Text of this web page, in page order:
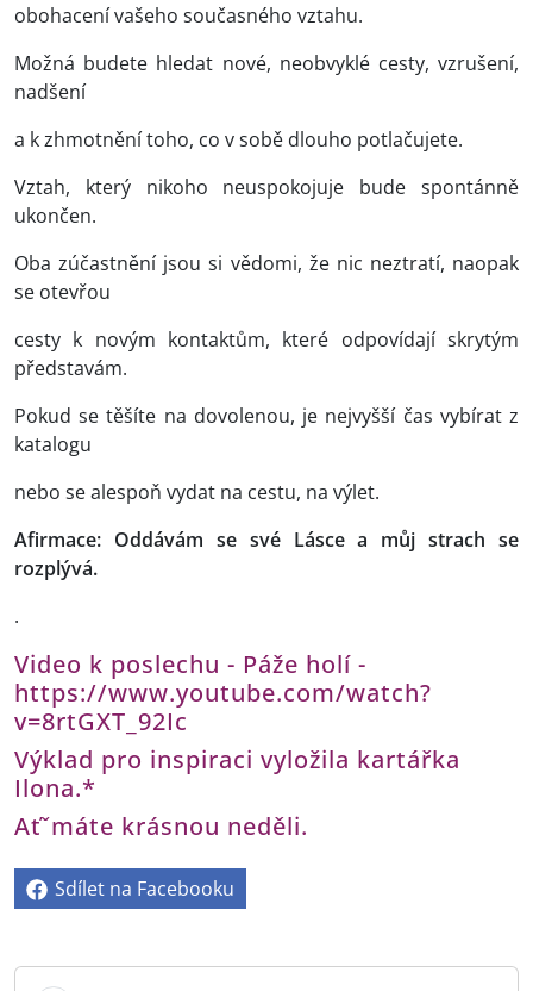
obohacení vašeho současného vztahu.
Možná budete hledat nové, neobvyklé cesty, vzrušení,
nadšení
a k zhmotnění toho, co v sobě dlouho potlačujete.
Vztah, který nikoho neuspokojuje bude spontánně
ukončen.
Oba zúčastnění jsou si vědomi, že nic neztratí, naopak
se otevřou
cesty k novým kontaktům, které odpovídají skrytým
představám.
Pokud se těšíte na dovolenou, je nejvyšší čas vybírat z
katalogu
nebo se alespoň vydat na cestu, na výlet.
Afirmace: Oddávám se své Lásce a můj strach se
rozplývá.
.
Video k poslechu - Páže holí -
https://www.youtube.com/watch?
v=8rtGXT_92Ic
Výklad pro inspiraci vyložila kartářka
Ilona.*
Aťˇmáte krásnou neděli.
Sdílet na Facebooku